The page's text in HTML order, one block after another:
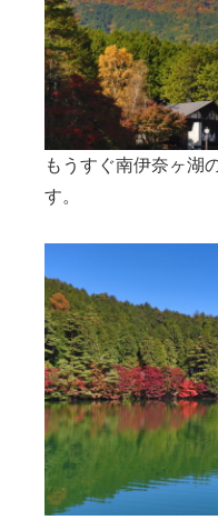
もうすぐ南伊奈ヶ湖
す。